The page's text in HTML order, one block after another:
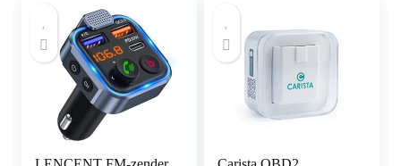
Tab, Telefoons – Zwart